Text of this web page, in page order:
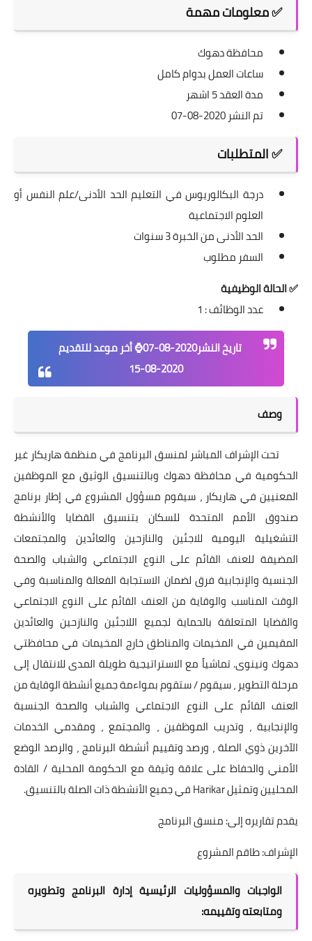
✅ معلومات مهمة
محافظة دهوك
ساعات العمل بدوام كامل
مدة العقد 5 اشهر
تم النشر 2020-08-07
✅المتطلبات
درجة البكالوريوس في التعليم الحد الأدنى/علم النفس أو
العلوم الاجتماعية
الحد الأدنى من الخبرة 3 سنوات
السفر مطلوب
✅الحالة الوظيفية
عدد الوظائف : 1
تاريخ النشر2020-08-07
⌚ أخر موعد للتقديم
2020-08-15
وصف
تحت الإشراف المباشر لمنسق البرنامج في منظمة هاريكار غير
الحكومية في محافظة دهوك وبالتنسيق الوثيق مع الموظفين
المعنيين في هاريكار ، سيقوم مسؤول المشروع في إطار برنامج
صندوق الأمم المتحدة للسكان بتنسيق القضايا والأنشطة
التشغيلية اليومية للاجئين والنازحين والعائدين والمجتمعات
المضيفة للعنف القائم على النوع الاجتماعي والشباب والصحة
الجنسية والإنجابية فرق لضمان الاستجابة الفعالة والمناسبة وفي
الوقت المناسب والوقاية من العنف القائم على النوع الاجتماعي
والقضايا المتعلقة بالحماية لجميع اللاجئين والنازحين والعائدين
المقيمين في المخيمات والمناطق خارج المخيمات في محافظتي
دهوك ونينوى. تماشياً مع الاستراتيجية طويلة المدى للانتقال إلى
مرحلة التطوير ، سيقوم / ستقوم بمواءمة جميع أنشطة الوقاية من
العنف القائم على النوع الاجتماعي والشباب والصحة الجنسية
والإنجابية ، وتدريب الموظفين ، والمجتمع ، ومقدمي الخدمات
الآخرين ذوي الصلة ، ورصد وتقييم أنشطة البرنامج ، والرصد الوضع
الأمني ​​والحفاظ على علاقة وثيقة مع الحكومة المحلية / القادة
المحليين وتمثيل Harikar في جميع الأنشطة ذات الصلة بالتنسيق.
يقدم تقاريره إلى: منسق البرنامج
الإشراف: طاقم المشروع
الواجبات والمسؤوليات الرئيسية إدارة البرنامج وتطويره
ومتابعته وتقييمه: